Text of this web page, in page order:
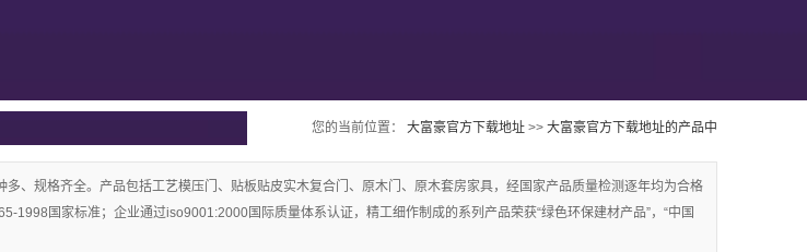
您的当前位置： 大富豪官方下载地址 >> 大富豪官方下载地址的产品中
心>>鞍山实木3d静音门
、规格齐全。产品包括工艺模压门、贴板贴皮实木复合门、原木门、原木套房家具，经国家产品质量检测逐年均为合格
1998国家标准；企业通过iso9001:2000国际质量体系认证，精工细作制成的系列产品荣获“绿色环保建材产品”，“中国